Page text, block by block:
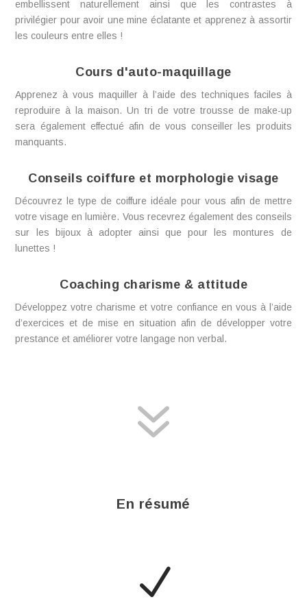
embellissent naturellement ainsi que les contrastes à
privilégier pour avoir une mine éclatante et apprenez à assortir
les couleurs entre elles !
Cours d'auto-maquillage
Apprenez à vous maquiller à l’aide des techniques faciles à
reproduire à la maison. Un tri de votre trousse de make-up
sera également effectué afin de vous conseiller les produits
manquants.
Conseils coiffure et morphologie visage
Découvrez le type de coiffure idéale pour vous afin de mettre
votre visage en lumière. Vous recevrez également des conseils
sur les bijoux à adopter ainsi que pour les montures de
lunettes !
Coaching charisme & attitude
Développez votre charisme et votre confiance en vous à l’aide
d’exercices et de mise en situation afin de développer votre
prestance et améliorer votre langage non verbal.
7
En résumé
N
guide pour libérer
votrestyle !
Complétez le formulaire et recevez
gratuitement le guide du style pour apprendre